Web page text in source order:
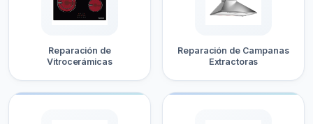
Reparación de
Vitrocerámicas
Reparación de Campanas
Extractoras